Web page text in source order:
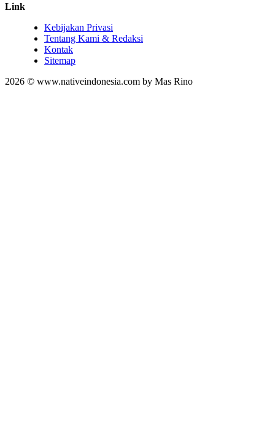
Link
Kebijakan Privasi
Tentang Kami & Redaksi
Kontak
Sitemap
2026 © www.nativeindonesia.com by Mas Rino